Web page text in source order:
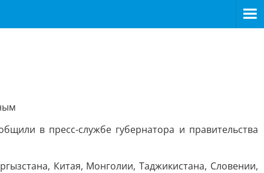
в пресс-службе губернатора и правительства
Китая, Монголии, Таджикистана, Словении,